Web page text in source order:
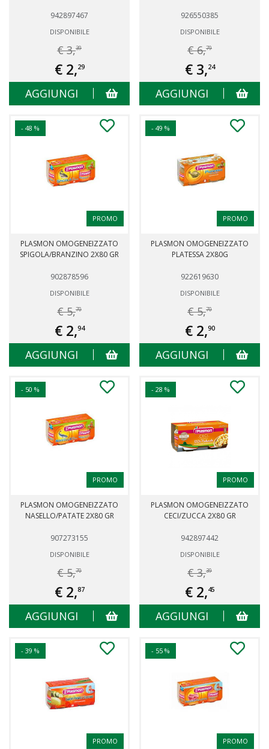
942897467
DISPONIBILE
€ 3,39
€ 2,29
AGGIUNGI
926550385
DISPONIBILE
€ 6,79
€ 3,24
AGGIUNGI
- 48 %
PROMO
PLASMON OMOGENEIZZATO
SPIGOLA/BRANZINO 2X80 GR
902878596
DISPONIBILE
€ 5,70
€ 2,94
AGGIUNGI
- 49 %
PROMO
PLASMON OMOGENEIZZATO
PLATESSA 2X80G
922619630
DISPONIBILE
€ 5,70
€ 2,90
AGGIUNGI
- 50 %
PROMO
PLASMON OMOGENEIZZATO
NASELLO/PATATE 2X80 GR
907273155
DISPONIBILE
€ 5,70
€ 2,87
AGGIUNGI
- 28 %
PROMO
PLASMON OMOGENEIZZATO
CECI/ZUCCA 2X80 GR
942897442
DISPONIBILE
€ 3,39
€ 2,45
AGGIUNGI
- 39 %
PROMO
- 55 %
PROMO